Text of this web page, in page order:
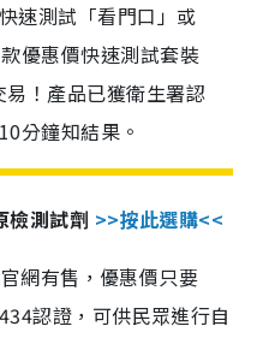
速測試「看門口」或
優惠價快速測試套裝
！產品已獲衛生署認
分鐘知結果。
檢測試劑 >>按此選購<<
網有售，優惠價只要
認證，可供民眾進行自